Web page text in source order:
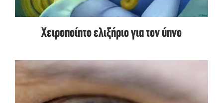
Χειροποίητο ελιξήριο για τον ύπνο